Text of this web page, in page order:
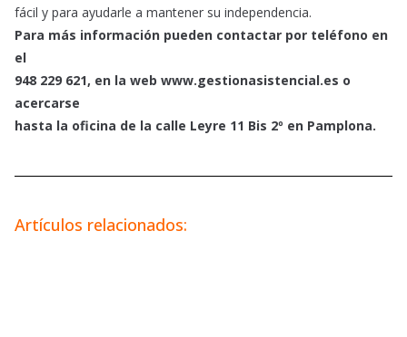
fácil y para ayudarle a mantener su independencia.
Para más información pueden contactar por teléfono en
el
948 229 621, en la web www.gestionasistencial.es o
acercarse
hasta la oficina de la calle Leyre 11 Bis 2º en Pamplona.
Artículos relacionados: